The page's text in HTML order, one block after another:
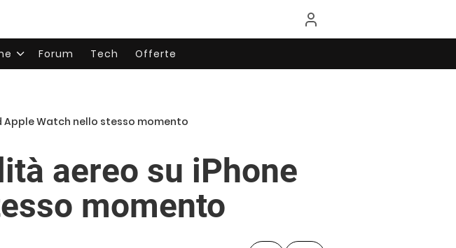
Forum Tech Offerte
Apple Watch nello stesso momento
aereo su iPhone
momento